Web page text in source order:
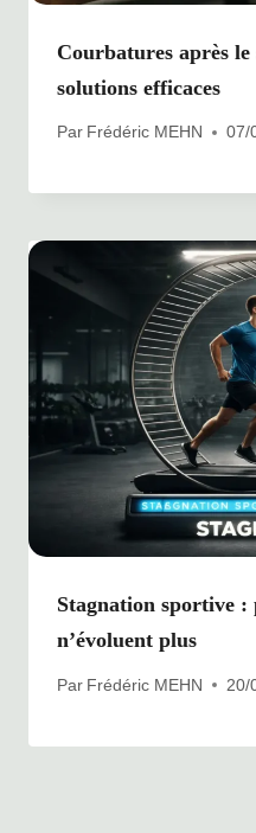
Courbatures après le
solutions efficaces
Par Frédéric MEHN 07/
Stagnation sportive
n’évoluent plus
Par Frédéric MEHN 20/